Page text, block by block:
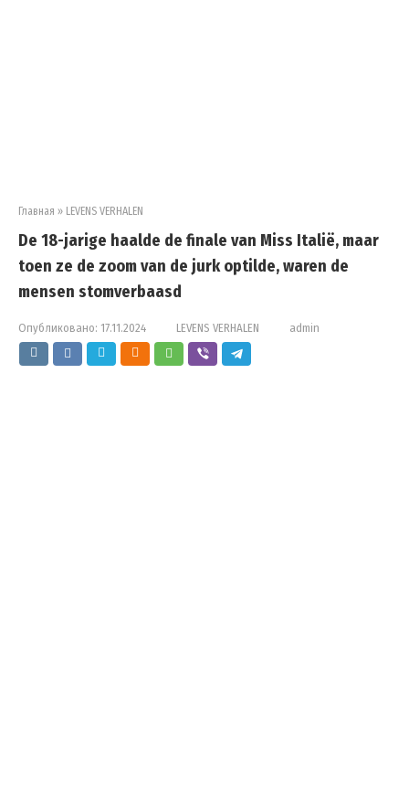
Главная » LEVENS VERHALEN
De 18-jarige haalde de finale van Miss Italië, maar
toen ze de zoom van de jurk optilde, waren de
mensen stomverbaasd
Опубликовано: 17.11.2024 LEVENS VERHALEN admin